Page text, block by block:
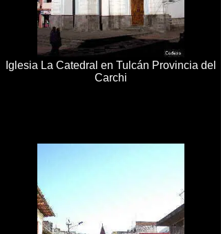
Iglesia La Catedral en Tulcán Provincia del
Carchi